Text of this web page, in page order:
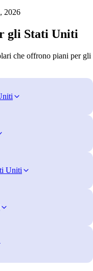
2026
gli Stati Uniti
che offrono piani per gli
Uniti